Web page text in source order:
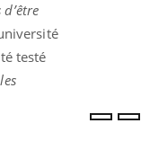
testé